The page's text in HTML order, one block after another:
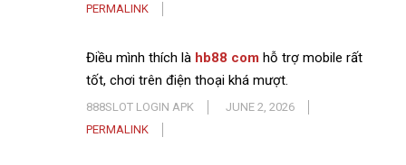
PERMALINK
Điều mình thích là hb88 com hỗ trợ mobile rất
tốt, chơi trên điện thoại khá mượt.
888SLOT LOGIN APK
JUNE 2, 2026
PERMALINK